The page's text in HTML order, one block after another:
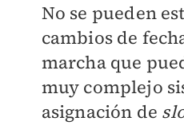
No se pueden
cambios de
marcha que
muy complejo
asignación de